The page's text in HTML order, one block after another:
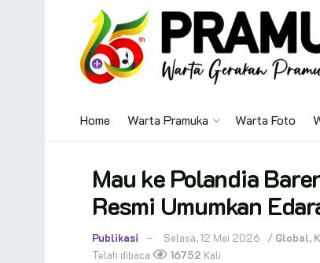
Home Warta Pramuka Warta Foto
Mau ke Polandia
Resmi Umumkan
Publikasi Selasa, 12 Mei 2026 / Global,
Telah dibaca
16752 Kali